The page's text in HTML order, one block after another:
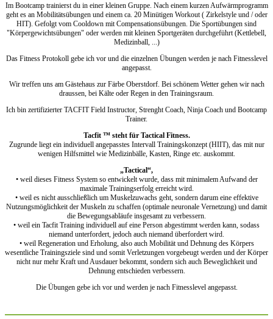
Im Bootcamp trainierst du in einer kleinen Gruppe. Nach einem kurzen Aufwärmprogramm
geht es an Mobilitätsübungen und einem ca. 20 Minütigen Workout ( Zirkelstyle und / oder
HIT). Gefolgt vom Cooldown mit Compensationsübungen. Die Sportübungen sind
"Körpergewichtsübungen" oder werden mit kleinen Sportgeräten durchgeführt (Kettlebell,
Medizinball, ...)
Das Fitness Protokoll gebe ich vor und die einzelnen Übungen werden je nach Fitnesslevel
angepasst.
Wir treffen uns am Gästehaus zur Färbe Oberstdorf. Bei schönem Wetter gehen wir nach
draussen, bei Kälte oder Regen in den Trainingsraum.
Ich bin zertifizierter TACFIT Field Instructor, Strenght Coach, Ninja Coach und Bootcamp
Trainer.
Tacfit ™ steht für Tactical Fitness.
Zugrunde liegt ein individuell angepasstes Intervall Trainingskonzept (HIIT), das mit nur
wenigen Hilfsmittel wie Medizinbälle, Kasten, Ringe etc. auskommt.
„Tactical“,
• weil dieses Fitness System so entwickelt wurde, dass mit minimalem Aufwand der
maximale Trainingserfolg erreicht wird.
• weil es nicht ausschließlich um Muskelzuwachs geht, sondern darum eine effektive
Nutzungsmöglichkeit der Muskeln zu schaffen (optimale neuronale Vernetzung) und damit
die Bewegungsabläufe insgesamt zu verbessern.
• weil ein Tacfit Training individuell auf eine Person abgestimmt werden kann, sodass
niemand unterfordert, jedoch auch niemand überfordert wird.
• weil Regeneration und Erholung, also auch Mobilität und Dehnung des Körpers
wesentliche Trainingsziele sind und somit Verletzungen vorgebeugt werden und der Körper
nicht nur mehr Kraft und Ausdauer bekommt, sondern sich auch Beweglichkeit und
Dehnung entschieden verbessern.
Die Übungen gebe ich vor und werden je nach Fitnesslevel angepasst.